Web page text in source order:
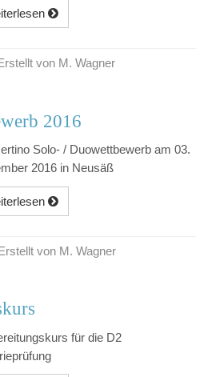
von M. Wagner
2016
Solo- / Duowettbewerb am 03.
2016 in Neusäß
von M. Wagner
für die D2